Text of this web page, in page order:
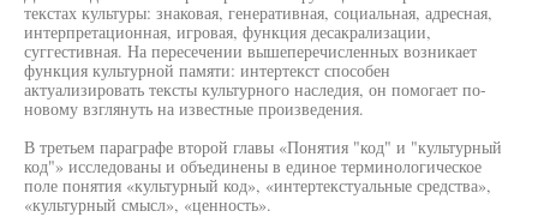
текстах культуры: знаковая, генеративная, социальная, адресная,
интерпретационная, игровая, функция десакрализации,
суггестивная. На пересечении вышеперечисленных возникает
функция культурной памяти: интертекст способен
актуализировать тексты культурного наследия, он помогает по-
новому взглянуть на известные произведения.
В третьем параграфе второй главы «Понятия "код" и "культурный
код"» исследованы и объединены в единое терминологическое
поле понятия «культурный код», «интертекстуальные средства»,
«культурный смысл», «ценность».